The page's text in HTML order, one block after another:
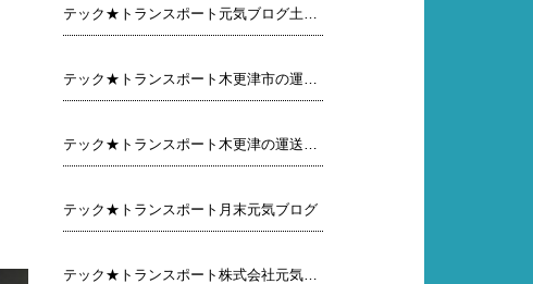
テック★トランスポート元気ブログ土曜日
テック★トランスポート木更津市の運送屋元気ブログ木曜 日
テック★トランスポート木更津の運送屋元気ブログ
テック★トランスポート月末元気ブログ
テック★トランスポート株式会社元気ブログ行ってみよう